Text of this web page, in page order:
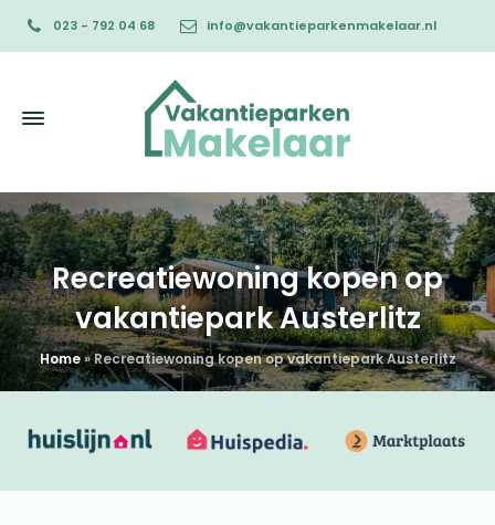
023 - 792 04 68 info@vakantieparkenmakelaar.nl
Recreatiewoning kopen op
vakantiepark Austerlitz
Home»Recreatiewoning kopen op vakantiepark Austerlitz